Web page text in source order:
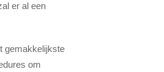
er al een
gemakkelijkste
om